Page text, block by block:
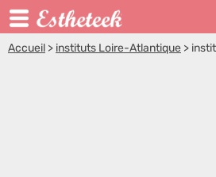
Accueil > instituts Loire-Atlantique >